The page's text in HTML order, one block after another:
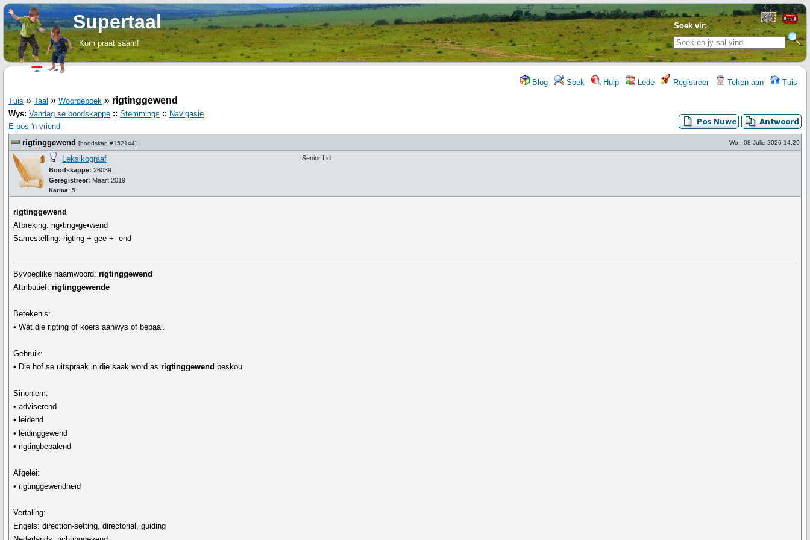
Soek vir:
Supertaal
Kom praat saam!
Blog Soek Hulp Lede Registreer Teken aan Tuis
Tuis » Taal » Woordeboek » rigtinggewend
Wys: Vandag se boodskappe :: Stemmings :: Navigasie
E-pos 'n vriend
rigtinggewend [boodskap #152144] Wo., 08 Julie 2026 14:29
Leksikograaf
Boodskappe: 26039
Geregistreer: Maart 2019
Karma: 5
Senior Lid
rigtinggewend
Afbreking: rig•ting•ge•wend
Samestelling: rigting + gee + -end
Byvoeglike naamwoord:rigtinggewend
Attributief:rigtinggewende
Betekenis:
• Wat die rigting of koers aanwys of bepaal.
Gebruik:
• Die hof se uitspraak in die saak word asrigtinggewend beskou.
Sinoniem:
• adviserend
• leidend
• leidinggewend
• rigtingbepalend
Afgelei:
• rigtinggewendheid
Vertaling:
Engels: direction-setting, directorial, guiding